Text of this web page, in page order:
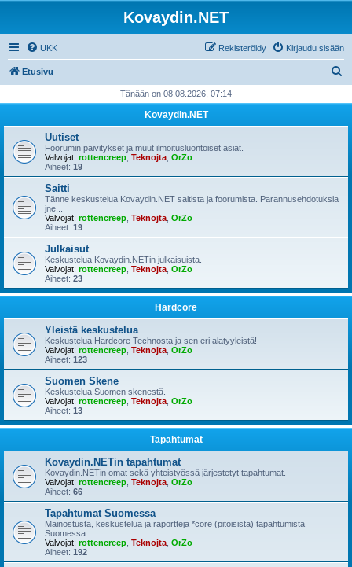
Kovaydin.NET
UKK Kirjaudu sisään
Rekisteröidy
Etusivu
i
Tänään on 08.08.2026, 07:14
Kovaydin.NET
Uutiset
Foorumin päivitykset ja muut ilmoitusluontoiset asiat.
Valvojat: rottencreep Teknojta OrZo
Aiheet: 19
Saitti
Tänne keskustelua Kovaydin.NET saitista ja foorumista. Parannusehdotuksia
jne...
Valvojat: rottencreep Teknojta OrZo
Aiheet: 19
Julkaisut
Keskustelua Kovaydin.NETin julkaisuista.
Valvojat: rottencreep Teknojta OrZo
Aiheet: 23
Hardcore
Yleistä keskustelua
Keskustelua Hardcore Technosta ja sen eri alatyyleistä!
Valvojat: rottencreep Teknojta OrZo
Aiheet: 123
Suomen Skene
Keskustelua Suomen skenestä.
Valvojat: rottencreep Teknojta OrZo
Aiheet: 13
Tapahtumat
Kovaydin.NETin tapahtumat
Kovaydin.NETin omat sekä yhteistyössä järjestetyt tapahtumat.
Valvojat: rottencreep Teknojta OrZo
Aiheet: 66
Tapahtumat Suomessa
Mainostusta, keskustelua ja raportteja *core (pitoisista) tapahtumista
Suomessa.
Valvojat: rottencreep Teknojta OrZo
Aiheet: 192